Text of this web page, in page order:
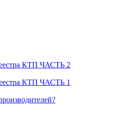
КТП ЧАСТЬ 2
КТП ЧАСТЬ 1